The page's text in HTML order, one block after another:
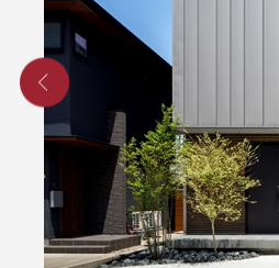
■ その他、プ
・初めてディ
いただく方の
・弊社での住
をご検討され
いただきます。
・プレゼントは